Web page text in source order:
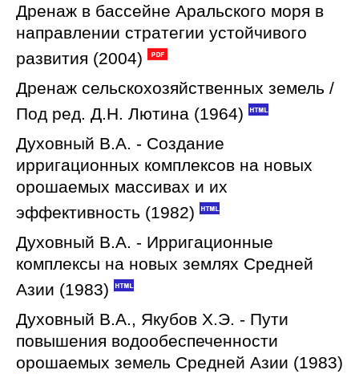
Дренаж в бассейне Аральского моря в
направлении стратегии устойчивого
развития (2004)
Дренаж сельскохозяйственных земель /
Под ред. Д.Н. Лютина (1964)
Духовный В.А. - Создание
ирригационных комплексов на новых
орошаемых массивах и их
эффективность (1982)
Духовный В.А. - Ирригационные
комплексы на новых землях Средней
Азии (1983)
Духовный В.А., Якубов Х.Э. - Пути
повышения водообеспеченности
орошаемых земель Средней Азии (1983)